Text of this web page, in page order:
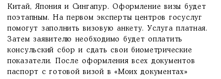
Китай, Япония и Сингапур. Оформление визы будет
поэтапным. На первом эксперты центров госуслуг
помогут заполнить визовую анкету. Услуга платная.
Затем заявителю необходимо будет оплатить
консульский сбор и сдать свои биометрические
показатели. После оформления всех документов
паспорт с готовой визой в «Моих документах»